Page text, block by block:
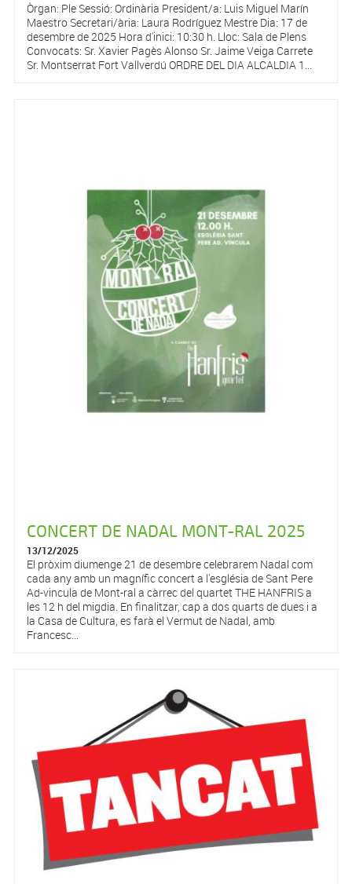
Òrgan: Ple Sessió: Ordinària President/a: Luis Miguel Marín
Maestro Secretari/ària: Laura Rodríguez Mestre Dia: 17 de
desembre de 2025 Hora d'inici: 10:30 h. Lloc: Sala de Plens
Convocats: Sr. Xavier Pagès Alonso Sr. Jaime Veiga Carrete
Sr. Montserrat Fort Vallverdú ORDRE DEL DIA ALCALDIA 1...
CONCERT DE NADAL MONT-RAL 2025
13/12/2025
El pròxim diumenge 21 de desembre celebrarem Nadal com
cada any amb un magnífic concert a l'església de Sant Pere
Ad-vincula de Mont-ral a càrrec del quartet THE HANFRIS a
les 12 h del migdia. En finalitzar, cap a dos quarts de dues i a
la Casa de Cultura, es farà el Vermut de Nadal, amb
Francesc...